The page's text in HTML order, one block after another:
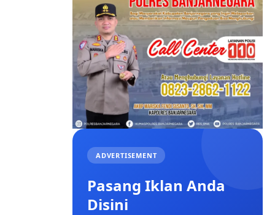
ADVERTISEMENT
Pasang Iklan Anda
Disini